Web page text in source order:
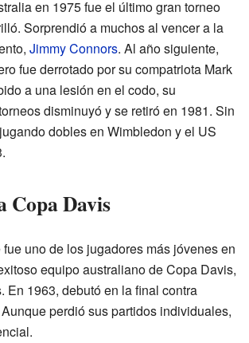
en 1975 fue el último gran torneo
Sorprendió a muchos al vencer a la
Jimmy Connors. Al año siguiente,
fue derrotado por su compatriota Mark
a una lesión en el codo, su
disminuyó y se retiró en 1981. Sin
dobles en Wimbledon y el US
Copa Davis
uno de los jugadores más jóvenes en
equipo australiano de Copa Davis,
En 1963, debutó en la final contra
Aunque perdió sus partidos individuales,